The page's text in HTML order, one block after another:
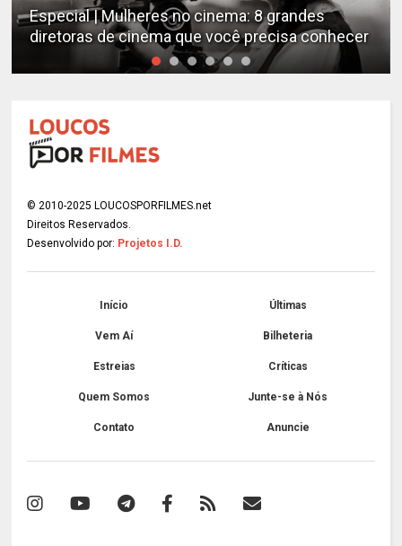
Especial | Mulheres no cinema: 8 grandes
diretoras de cinema que você precisa conhecer
© 2010-2025 LOUCOSPORFILMES.net
Direitos Reservados.
Desenvolvido por: Projetos I.D.
Início Últimas
Vem Aí Bilheteria
Estreias Críticas
Quem Somos Junte-se à Nós
Contato Anuncie